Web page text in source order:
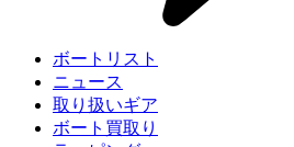
ボートリスト
ニュース
取り扱いギア
ボート買取り